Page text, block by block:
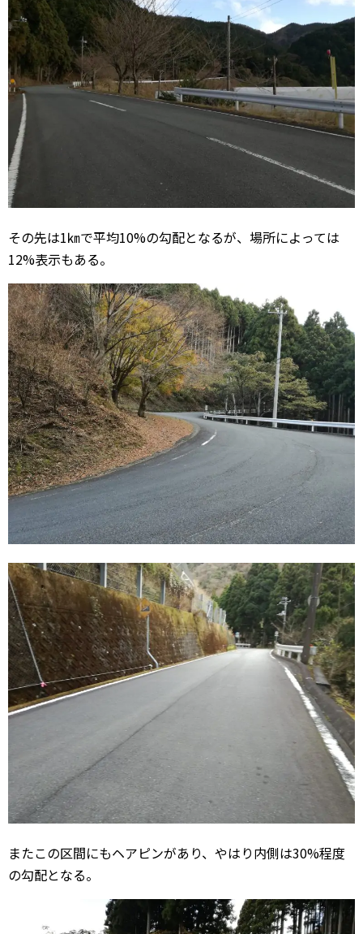
その先は1㎞で平均10%の勾配となるが、場所によっては
12%表示もある。
またこの区間にもヘアピンがあり、やはり内側は30%程度
の勾配となる。